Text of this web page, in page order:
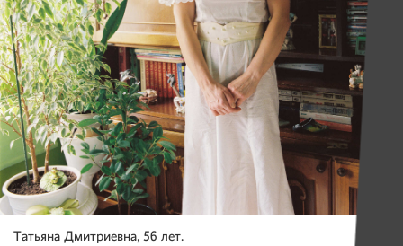
Татьяна Дмитриевна, 56 лет.